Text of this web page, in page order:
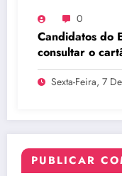
0
Candidatos do
consultar o
Sexta-Feira, 7
PUBLICAR